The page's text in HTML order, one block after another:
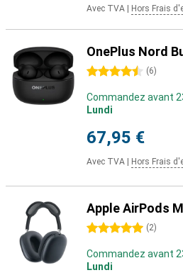
Avec TVA Hors Frais
OnePlus Nord
4.5 étoiles (6)
Commandez avant
Lundi
67,95 €
Avec TVA Hors Frais
Apple AirPods
5 étoiles (2)
Commandez avant
Lundi